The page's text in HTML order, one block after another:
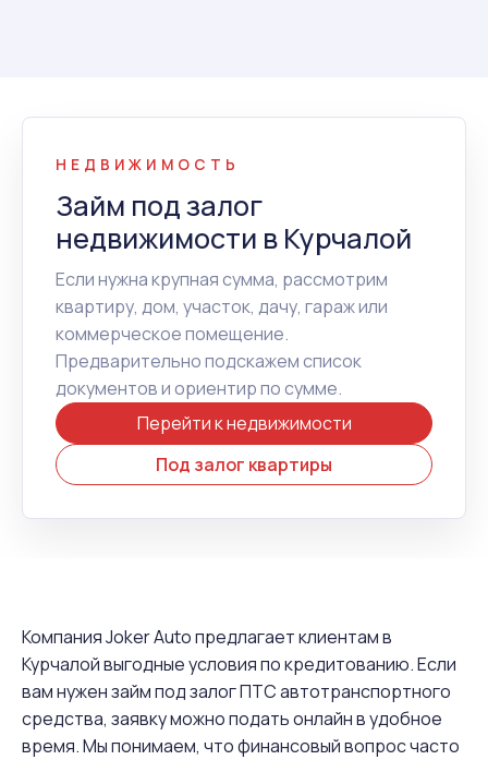
НЕДВИЖИМОСТЬ
Займ под залог
недвижимости в Курчалой
Если нужна крупная сумма, рассмотрим
квартиру, дом, участок, дачу, гараж или
коммерческое помещение.
Предварительно подскажем список
документов и ориентир по сумме.
Перейти к недвижимости
Под залог квартиры
Компания Joker Auto предлагает клиентам в
Курчалой выгодные условия по кредитованию. Если
вам нужен займ под залог ПТС автотранспортного
средства, заявку можно подать онлайн в удобное
время. Мы понимаем, что финансовый вопрос часто